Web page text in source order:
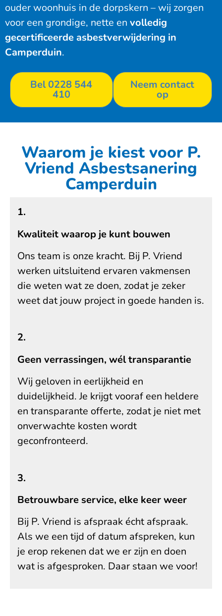
ouder woonhuis in de dorpskern – wij zorgen
voor een grondige, nette en volledig
gecertificeerde asbestverwijdering in
Camperduin.
Bel 0228 544
410
Neem contact
op
Waarom je kiest voor P.
Vriend Asbestsanering
Camperduin
1.
Kwaliteit waarop je kunt bouwen
Ons team is onze kracht. Bij P. Vriend
werken uitsluitend ervaren vakmensen
die weten wat ze doen, zodat je zeker
weet dat jouw project in goede handen is.
2.
Geen verrassingen, wél transparantie
Wij geloven in eerlijkheid en
duidelijkheid. Je krijgt vooraf een heldere
en transparante offerte, zodat je niet met
onverwachte kosten wordt
geconfronteerd.
3.
Betrouwbare service, elke keer weer
Bij P. Vriend is afspraak écht afspraak.
Als we een tijd of datum afspreken, kun
je erop rekenen dat we er zijn en doen
wat is afgesproken. Daar staan we voor!